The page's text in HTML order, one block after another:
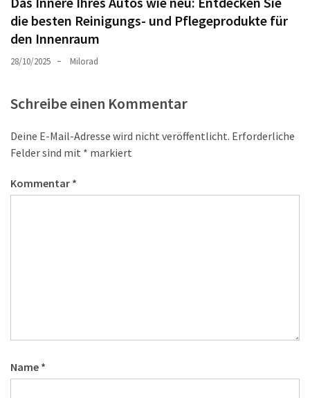
die besten Reinigungs- und Pflegeprodukte für
den Innenraum
28/10/2025 Milorad
Schreibe einen Kommentar
Deine E-Mail-Adresse wird nicht veröffentlicht. Erforderliche
Felder sind mit * markiert
Kommentar *
Name *